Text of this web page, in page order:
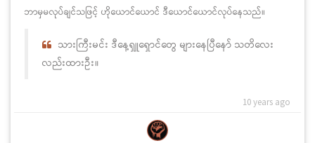
ဘာမှမလုပ်ချင်သဖြင့် ဟိုယောင်ယောင် ဒီယောင်ယောင်လုပ်နေသည်။
သားကြီးမင်း ဒီနေ့ရှူရှောင်တွေ များနေပြီနော် သတိလေး
လည်းထားဦး။
10 years ago